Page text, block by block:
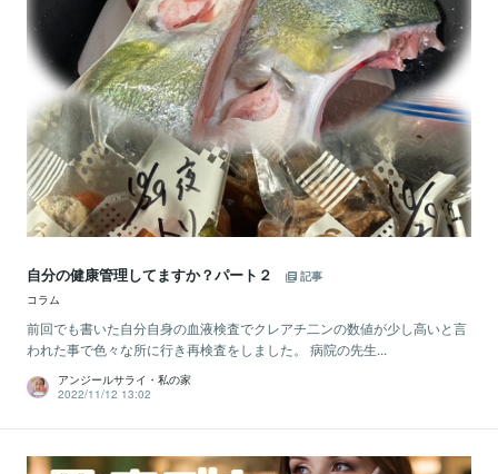
自分の健康管理してますか？パート２
記事
コラム
前回でも書いた自分自身の血液検査でクレアチ二ンの数値が少し高いと言
われた事で色々な所に行き再検査をしました。 病院の先生...
アンジールサライ・私の家
2022/11/12 13:02